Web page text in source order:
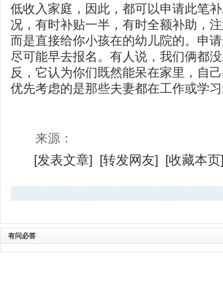
低收入家庭，因此，都可以申请此笔
况，有时补贴一半，有时全额补助，
而是直接给你小孩在的幼儿院的。申
尽可能早去报名。有人说，我们俩都
反，它认为你们既然能呆在家里，自
优先考虑的是那些夫妻都在工作或学
来源：
[发表文章] [转发网友] [收藏本页
有问必答